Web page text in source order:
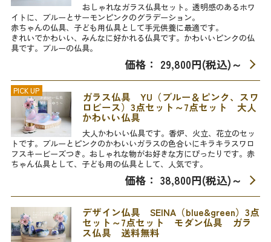
おしゃれなガラス仏具セット。透明感のあるホワ
イトに、ブルーとサーモンピンクのグラデーション。
赤ちゃんの仏具、子ども用仏具として手元供養に最適です。
きれいでかわいい、みんなに好かれる仏具です。かわいいピンクの仏
具です。ブルーの仏具。
価格： 29,800円(税込)～
PICK UP ガラス仏具 YU（ブルー＆ピンク、スワ
ロビース）3点セット～7点セット 大人
かわいい仏具
大人かわいい仏具です。香炉、火立、花立のセッ
トです。ブルーとピンクのかわいいガラスの色合いにキラキラスワロ
フスキービーズつき。おしゃれな物がお好きな方にぴったりです。赤
ちゃん仏具として、子ども用の仏具として、人気です。
価格： 38,800円(税込)～
デザイン仏具 SEINA（blue&green）3点
セット～7点セット モダン仏具 ガラ
ス仏具 送料無料